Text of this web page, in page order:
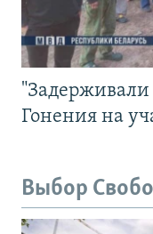
Гонения на
Выбор